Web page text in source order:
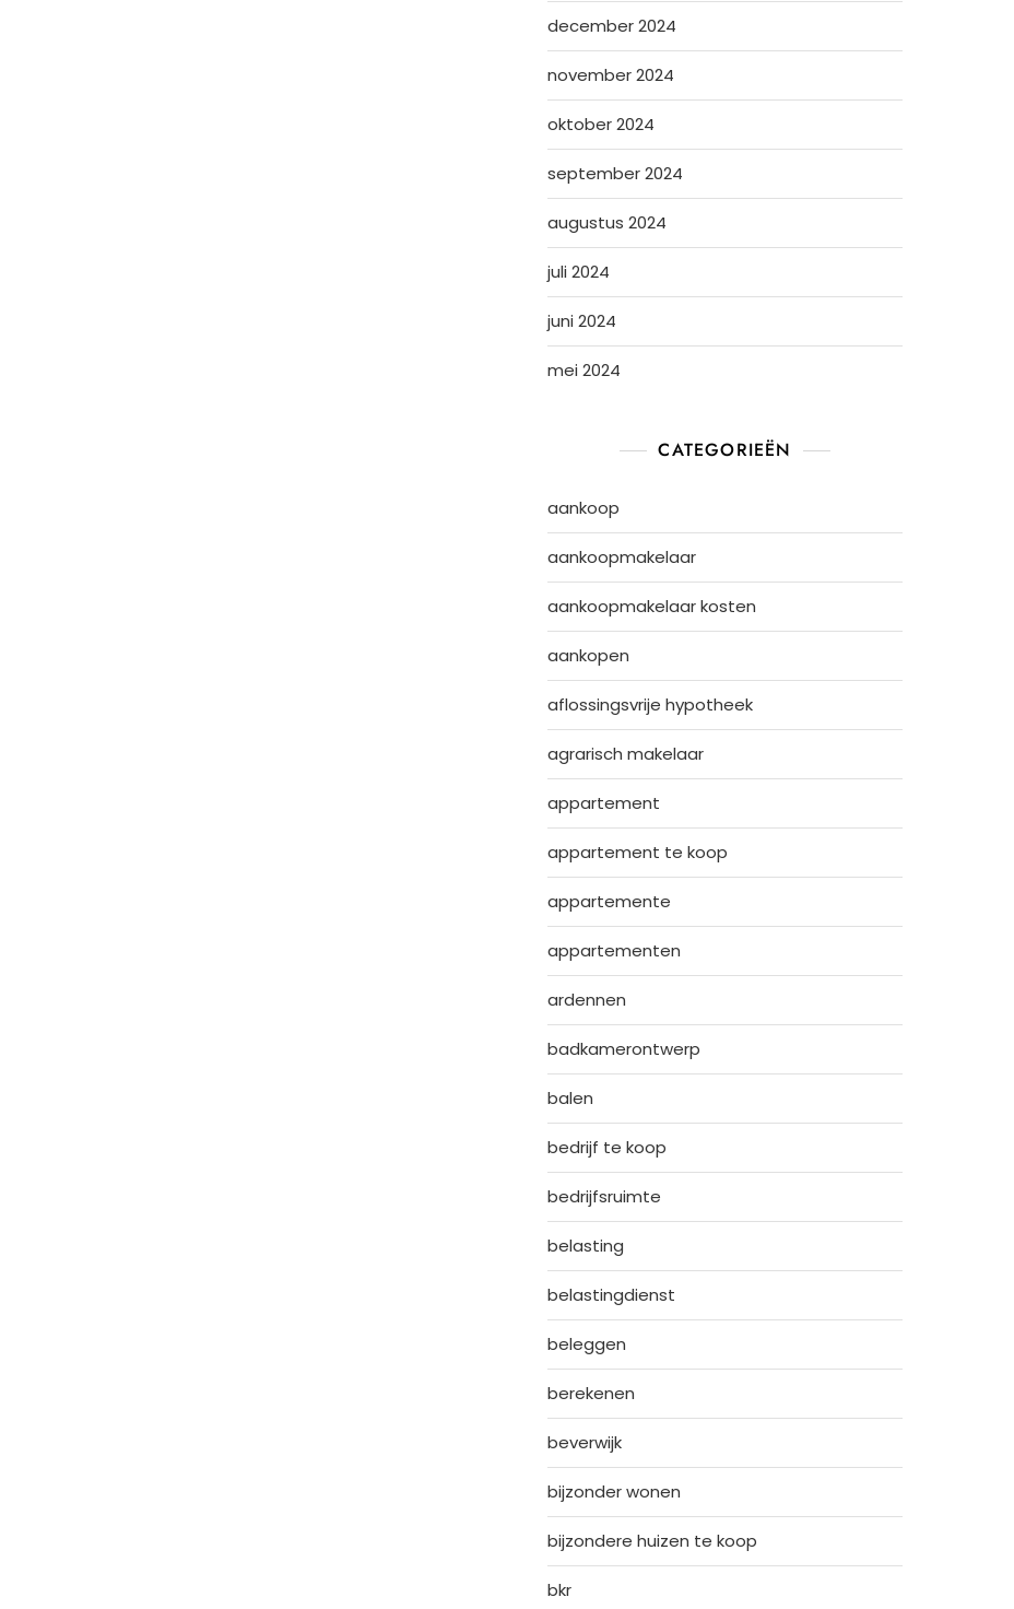
december 2024
november 2024
oktober 2024
september 2024
augustus 2024
juli 2024
juni 2024
mei 2024
CATEGORIEËN
aankoop
aankoopmakelaar
aankoopmakelaar kosten
aankopen
aflossingsvrije hypotheek
agrarisch makelaar
appartement
appartement te koop
appartemente
appartementen
ardennen
badkamerontwerp
balen
bedrijf te koop
bedrijfsruimte
belasting
belastingdienst
beleggen
berekenen
beverwijk
bijzonder wonen
bijzondere huizen te koop
bkr